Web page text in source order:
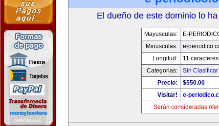
El dueño de este dominio lo
Mayusculas:
E-
Minusculas:
e-
Longitud:
11 caracteres
Categorias:
Sin Clasificar
Precio:
$550.00
Visitar!
e-
Serán consideradas